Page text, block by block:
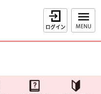
ログイン